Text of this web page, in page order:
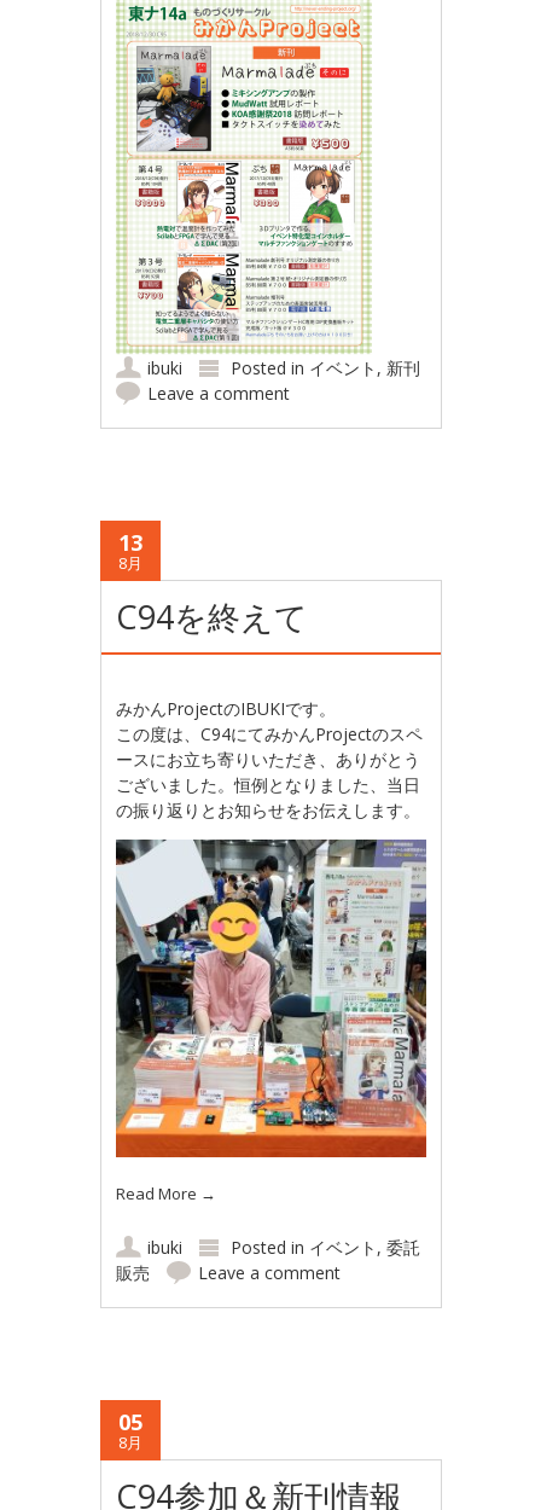
ibuki Posted in イベント , 新刊
Leave a comment
13
8月
C94を終えて
みかんProjectのIBUKIです。
この度は、C94にてみかんProjectのスペ
ースにお立ち寄りいただき、ありがとう
ございました。恒例となりました、当日
の振り返りとお知らせをお伝えします。
Read More →
ibuki Posted in イベント ,委託
販売
Leave a comment
05
8月
C94参加＆新刊情報